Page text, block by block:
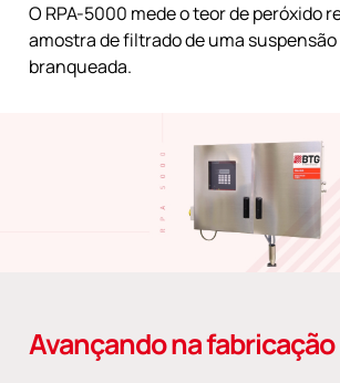
O RPA-5000 mede o teor de peróxido
amostra de filtrado de uma suspensão
branqueada.
Avançando na fabricação